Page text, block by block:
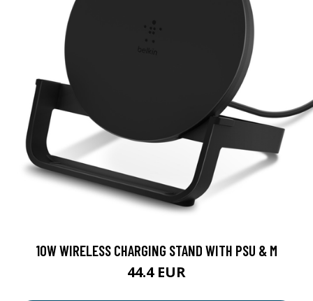
10W WIRELESS CHARGING STAND WITH PSU & M
44.4 EUR